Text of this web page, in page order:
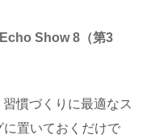
Show 8（第3
慣づくりに最適なス
置いておくだけで